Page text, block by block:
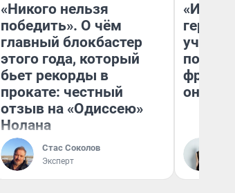
«Никого нельзя
победить». О чём
главный блокбастер
этого года, который
бьет рекорды в
прокате: честный
отзыв на «Одиссею»
Нолана
Стас Соколов
Эксперт
герои
учит
она